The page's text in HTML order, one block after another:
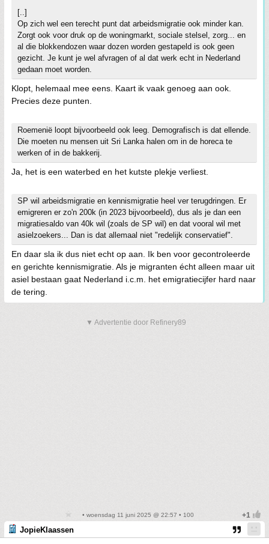
[..]
Op zich wel een terecht punt dat arbeidsmigratie ook minder kan.
Zorgt ook voor druk op de woningmarkt, sociale stelsel, zorg... en
al die blokkendozen waar dozen worden gestapeld is ook geen
gezicht. Je kunt je wel afvragen of al dat werk echt in Nederland
gedaan moet worden.
Klopt, helemaal mee eens. Kaart ik vaak genoeg aan ook.
Precies deze punten.
Roemenië loopt bijvoorbeeld ook leeg. Demografisch is dat ellende.
Die moeten nu mensen uit Sri Lanka halen om in de horeca te
werken of in de bakkerij.
Ja, het is een waterbed en het kutste plekje verliest.
SP wil arbeidsmigratie en kennismigratie heel ver terugdringen. Er
emigreren er zo'n 200k (in 2023 bijvoorbeeld), dus als je dan een
migratiesaldo van 40k wil (zoals de SP wil) en dat vooral wil met
asielzoekers... Dan is dat allemaal niet "redelijk conservatief".
En daar sla ik dus niet echt op aan. Ik ben voor gecontroleerde
en gerichte kennismigratie. Als je migranten écht alleen maar uit
asiel bestaan gaat Nederland i.c.m. het emigratiecijfer hard naar
de tering.
▼ Advertentie door Refinery89
• woensdag 11 juni 2025 @ 22:57 • 100
JopieKlaassen